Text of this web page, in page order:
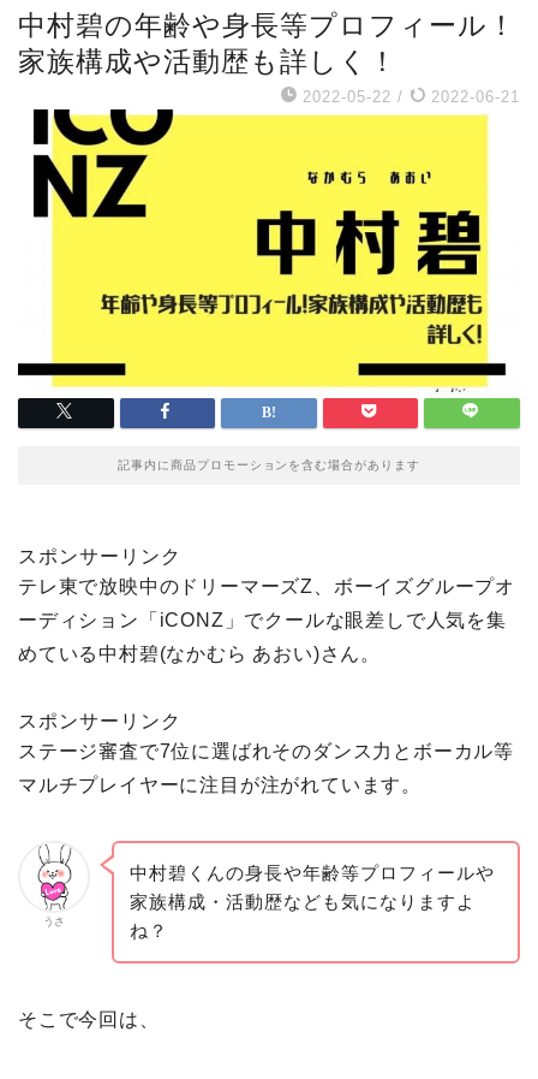
中村碧の年齢や身長等プロフィール！
家族構成や活動歴も詳しく！
2022-05-22 / 2022-06-21
記事内に商品プロモーションを含む場合があります
スポンサーリンク
テレ東で放映中のドリーマーズZ、ボーイズグループオ
ーディション「iCONZ」でクールな眼差しで人気を集
めている中村碧(なかむら あおい)さん。
スポンサーリンク
ステージ審査で7位に選ばれそのダンス力とボーカル等
マルチプレイヤーに注目が注がれています。
うさ
中村碧くんの身長や年齢等プロフィールや
家族構成・活動歴なども気になりますよ
ね？
そこで今回は、